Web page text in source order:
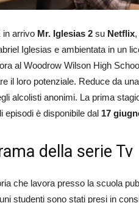
in arrivo Mr. Iglesias 2 su Netflix
Iglesias e ambientata in un
al Woodrow Wilson High
il loro potenziale. Reduce da
alcolisti anonimi. La prima
episodi è disponibile dal 17
della serie Tv
che lavora presso la scuola
studenti sono stati presi in